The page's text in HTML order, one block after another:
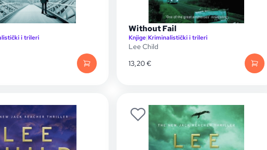
i trileri
Without Fail
Knjige|Kriminalistički i trileri
Lee Child
13,20€